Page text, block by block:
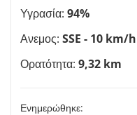
Υγρασία: 94%
Ανεμος: SSE - 10 km/h
Ορατότητα: 9,32 km
Ενημερώθηκε: